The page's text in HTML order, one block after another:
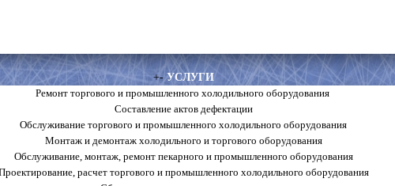
+- УСЛУГИ
Ремонт торгового и промышленного холодильного оборудования
Составление актов дефектации
Обслуживание торгового и промышленного холодильного оборудования
Монтаж и демонтаж холодильного и торгового оборудования
Обслуживание, монтаж, ремонт пекарного и промышленного оборудования
расчет торгового и промышленного холодильного оборудования